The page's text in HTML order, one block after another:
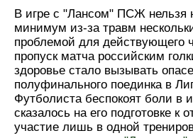
В игре с "Лансом" ПСЖ нельзя
минимум из-за травм
проблемой для действующего
пропуск матча российским
здоровье стало вызывать
полуфинального поединка в
Футболиста беспокоят боли в
сказалось на его подготовке к
участие лишь в одной